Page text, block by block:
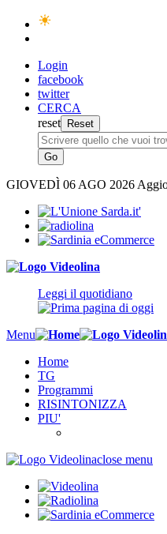
Login
facebook
twitter
CERCA
reset
GIOVEDÌ 06 AGO 2026
Leggi il quotidiano
Menu
Home
TG
Programmi
RISINTONIZZA
PIU'
close menu